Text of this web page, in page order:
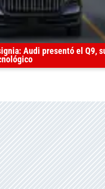
Audi presentó el Q9,